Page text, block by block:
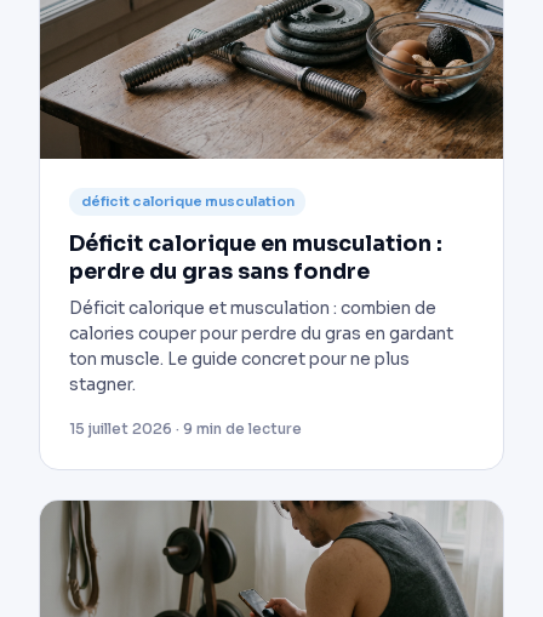
déficit calorique musculation
Déficit calorique en musculation :
perdre du gras sans fondre
Déficit calorique et musculation : combien de
calories couper pour perdre du gras en gardant
ton muscle. Le guide concret pour ne plus
stagner.
15 juillet 2026 · 9 min de lecture